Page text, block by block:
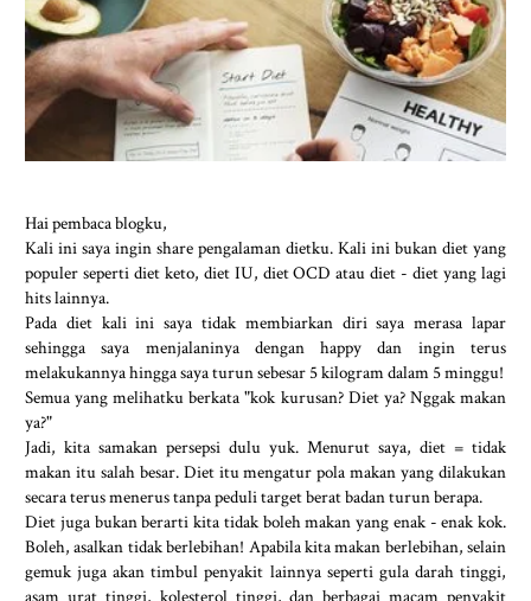
Hai pembaca blogku,
Kali ini saya ingin share pengalaman dietku. Kali ini bukan diet yang
populer seperti diet keto, diet IU, diet OCD atau diet - diet yang lagi
hits lainnya.
Pada diet kali ini saya tidak membiarkan diri saya merasa lapar
sehingga saya menjalaninya dengan happy dan ingin terus
melakukannya hingga saya turun sebesar 5 kilogram dalam 5 minggu!
Semua yang melihatku berkata "kok kurusan? Diet ya? Nggak makan
ya?"
Jadi, kita samakan persepsi dulu yuk. Menurut saya, diet = tidak
makan itu salah besar. Diet itu mengatur pola makan yang dilakukan
secara terus menerus tanpa peduli target berat badan turun berapa.
Diet juga bukan berarti kita tidak boleh makan yang enak - enak kok.
Boleh, asalkan tidak berlebihan! Apabila kita makan berlebihan, selain
gemuk juga akan timbul penyakit lainnya seperti gula darah tinggi,